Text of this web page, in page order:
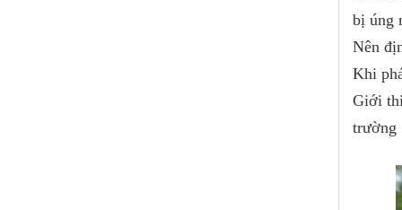
bị úng
Nên
Khi
Giới
trường